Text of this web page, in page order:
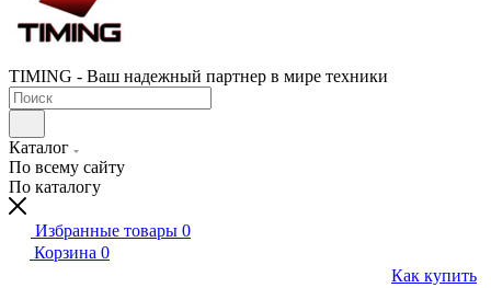
TIMING - Ваш надежный партнер в мире техники
Каталог
По всему сайту
По каталогу
Избранные товары 0
Корзина 0
Как купить